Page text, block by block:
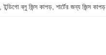
, ইন্ডিগো ব্লু জিন্স কাপড় , শার্টের জন্য জিন্স কাপড়